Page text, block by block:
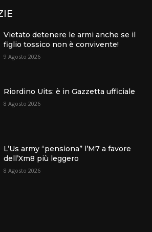
Vietato detenere le armi anche se il
figlio tossico non è convivente!
9 Agosto 2026
Riordino Uits: è in Gazzetta ufficiale
8 Agosto 2026
L’Us army “pensiona” l’M7 a favore
dell’Xm8 più leggero
8 Agosto 2026